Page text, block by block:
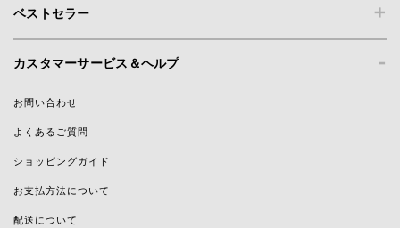
+
ベストセラー
-
カスタマーサービス＆ヘルプ
お問い合わせ
よくあるご質問
ショッピングガイド
お支払方法について
配送について